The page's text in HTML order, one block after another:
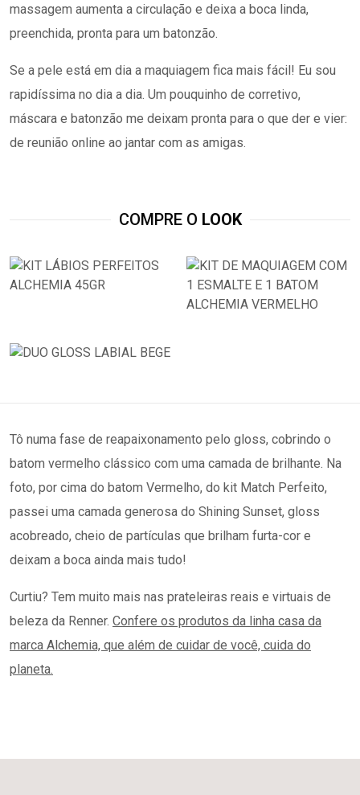
massagem aumenta a circulação e deixa a boca linda,
preenchida, pronta para um batonzão.
Se a pele está em dia a maquiagem fica mais fácil! Eu sou
rapidíssima no dia a dia. Um pouquinho de corretivo,
máscara e batonzão me deixam pronta para o que der e vier:
de reunião online ao jantar com as amigas.
COMPRE O LOOK
Tô numa fase de reapaixonamento pelo gloss, cobrindo o
batom vermelho clássico com uma camada de brilhante. Na
foto, por cima do batom Vermelho, do kit Match Perfeito,
passei uma camada generosa do Shining Sunset, gloss
acobreado, cheio de partículas que brilham furta-cor e
deixam a boca ainda mais tudo!
Curtiu? Tem muito mais nas prateleiras reais e virtuais de
beleza da Renner. Confere os produtos da linha casa da
marca Alchemia, que além de cuidar de você, cuida do
planeta.